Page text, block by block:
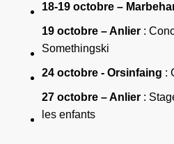
18-19 octobre –
19 octobre – Anlier :
Somethingski
24 octobre - Orsinfaing :
27 octobre – Anlier : S
les enfants